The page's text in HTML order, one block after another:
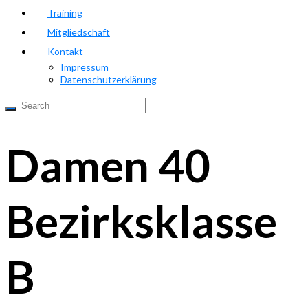
Training
Mitgliedschaft
Kontakt
Impressum
Datenschutzerklärung
Damen 40
Bezirksklasse
B